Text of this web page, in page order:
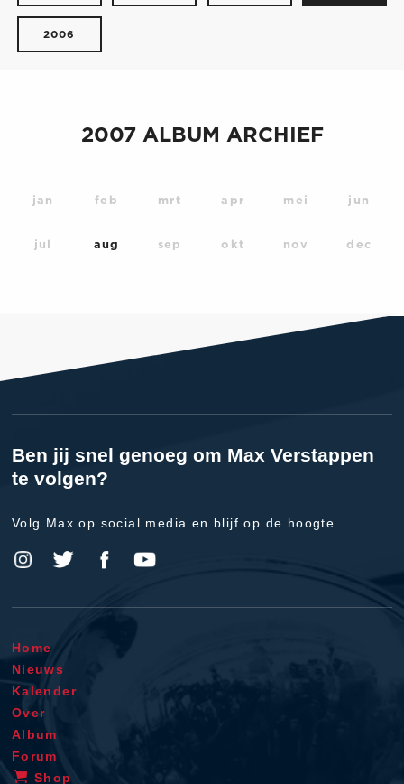
2006
2007 ALBUM ARCHIEF
jan feb mrt apr mei jun
jul aug sep okt nov dec
Ben jij snel genoeg om Max Verstappen
te volgen?
Volg Max op social media en blijf op de hoogte.
Home
Nieuws
Kalender
Over
Album
Forum
Shop